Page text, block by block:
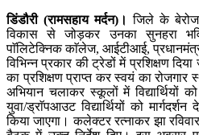
डिंडौरी (रामसहाय मर्दन)। जिले के
विकास से जोड़कर उनका सुनहरा
पाॅलिटेक्निक काॅलेज, आईटीआई,
विभिन्न प्रकार की ट्रेडों में प्रशिक्षण
का प्रशिक्षण प्राप्त कर स्वयं का
अभियान चलाकर स्कूलों में विद्यार्थियों
युवा/ड्राॅपआउट विद्यार्थियों को
किया जाएगा। कलेक्टर रत्नाकर झा